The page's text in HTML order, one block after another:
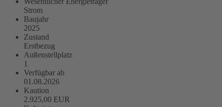
Strom
Baujahr
2025
Zustand
Erstbezug
Außen­stellplatz
1
Verfügbar ab
01.08.2026
Kaution
2.925,00 EUR